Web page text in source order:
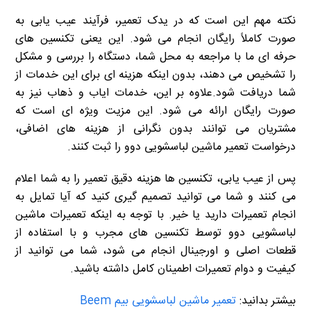
نکته مهم این است که در یدک تعمیر، فرآیند عیب یابی به
صورت کاملاً رایگان انجام می شود. این یعنی تکنسین های
حرفه ای ما با مراجعه به محل شما، دستگاه را بررسی و مشکل
را تشخیص می دهند، بدون اینکه هزینه ای برای این خدمات از
شما دریافت شود.علاوه بر این، خدمات ایاب و ذهاب نیز به
صورت رایگان ارائه می شود. این مزیت ویژه ای است که
مشتریان می توانند بدون نگرانی از هزینه های اضافی،
درخواست تعمیر ماشین لباسشویی دوو را ثبت کنند.
پس از عیب یابی، تکنسین ها هزینه دقیق تعمیر را به شما اعلام
می کنند و شما می توانید تصمیم گیری کنید که آیا تمایل به
انجام تعمیرات دارید یا خیر. با توجه به اینکه تعمیرات ماشین
لباسشویی دوو توسط تکنسین های مجرب و با استفاده از
قطعات اصلی و اورجینال انجام می شود، شما می توانید از
کیفیت و دوام تعمیرات اطمینان کامل داشته باشید.
بیشتر بدانید:تعمیر ماشین لباسشویی بیم Beem